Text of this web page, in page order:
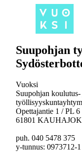
Suupohjan
Vuoksi
Suupohjan koulutus-
Opettajantie 1 / PL 6
61801
puh. 040 5478 375
y-tunnus: 0973712-1